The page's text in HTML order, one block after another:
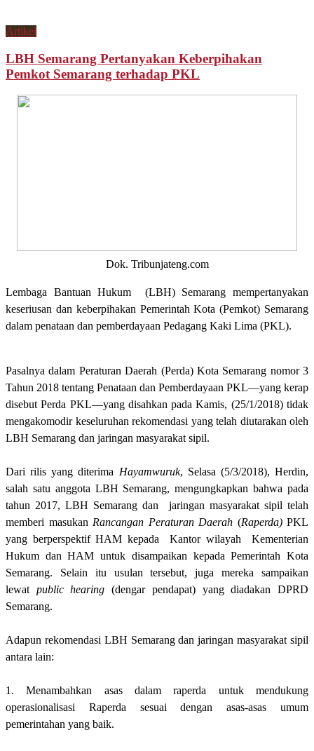
Artikel
LBH Semarang Pertanyakan Keberpihakan
Pemkot Semarang terhadap PKL
Dok. Tribunjateng.com
Lembaga Bantuan Hukum
(LBH) Semarang mempertanyakan
keseriusan dan keberpihakan Pemerintah Kota (Pemkot) Semarang
dalam penataan dan pemberdayaan Pedagang Kaki Lima (PKL).
Pasalnya dalam Peraturan Daerah (Perda) Kota Semarang nomor 3
Tahun 2018 tentang Penataan dan Pemberdayaan PKL—yang kerap
disebut Perda PKL—yang disahkan pada Kamis, (25/1/2018) tidak
mengakomodir keseluruhan rekomendasi yang telah diutarakan oleh
LBH Semarang dan jaringan masyarakat sipil.
Dari rilis yang diterima Hayamwuruk, Selasa (5/3/2018), Herdin,
salah satu anggota LBH Semarang, mengungkapkan bahwa pada
tahun 2017, LBH Semarang dan
jaringan masyarakat sipil telah
memberi masukan Rancangan Peraturan Daerah (Raperda)PKL
yang berperspektif HAM kepada
Kantor wilayah
Kementerian
Hukum dan HAM untuk disampaikan kepada Pemerintah Kota
Semarang. Selain itu usulan tersebut, juga mereka sampaikan
lewat public hearing (dengar pendapat) yang diadakan DPRD
Semarang.
Adapun rekomendasi LBH Semarang dan jaringan masyarakat sipil
antara lain:
1. Menambahkan asas dalam raperda untuk mendukung
operasionalisasi Raperda sesuai dengan asas-asas umum
pemerintahan yang baik.